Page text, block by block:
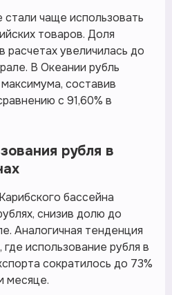
чаще использовать
товаров. Доля
расчетах увеличилась до
В Океании рубль
составив
с 91,60% в
рубля в
бассейна
снизив долю до
Аналогичная тенденция
использование рубля в
сократилось до 73%
месяце.